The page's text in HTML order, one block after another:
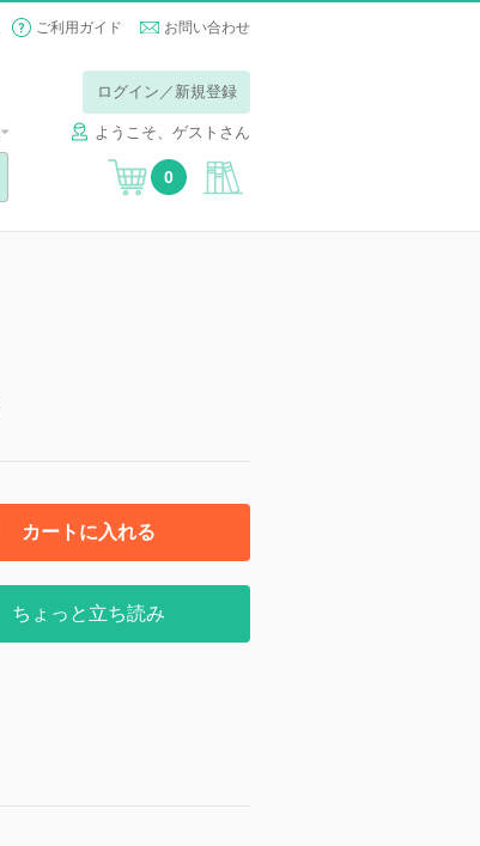
ご利用ガイド お問い合わせ
ログイン／新規登録
ようこそ、ゲストさん
0
カートに入れる
ちょっと立ち読み